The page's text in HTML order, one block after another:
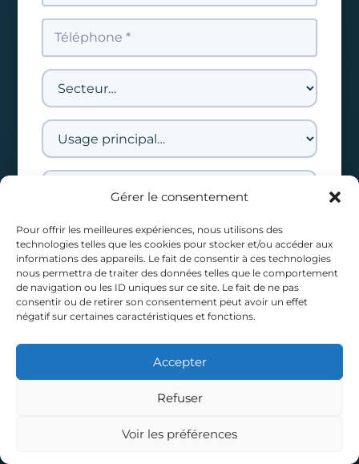
Gérer le consentement
Pour offrir les meilleures expériences, nous utilisons des
technologies telles que les cookies pour stocker et/ou accéder aux
informations des appareils. Le fait de consentir à ces technologies
nous permettra de traiter des données telles que le comportement
de navigation ou les ID uniques sur ce site. Le fait de ne pas
consentir ou de retirer son consentement peut avoir un effet
négatif sur certaines caractéristiques et fonctions.
Accepter
Refuser
Voir les préférences